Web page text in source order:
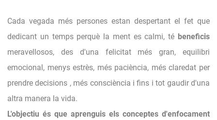
Cada vegada més persones estan despertant el fet que
dedicant un temps perquè la ment es calmi, té beneficis
meravellosos, des d'una felicitat més gran, equilibri
emocional, menys estrès, més paciència, més claredat per
prendre decisions , més consciència i fins i tot gaudir d'una
altra manera la vida.
L'objectiu és que aprenguis els conceptes d'enfocament